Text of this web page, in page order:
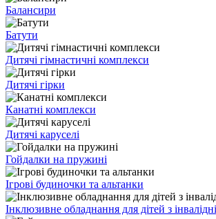
Балансири
Батути
Дитячі гімнастичні комплекси
Дитячі гірки
Канатні комплекси
Дитячі каруселі
Гойдалки на пружині
Ігрові будиночки та альтанки
Інклюзивне обладнання для дітей з